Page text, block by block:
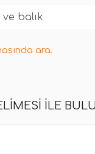
ara.
ILE